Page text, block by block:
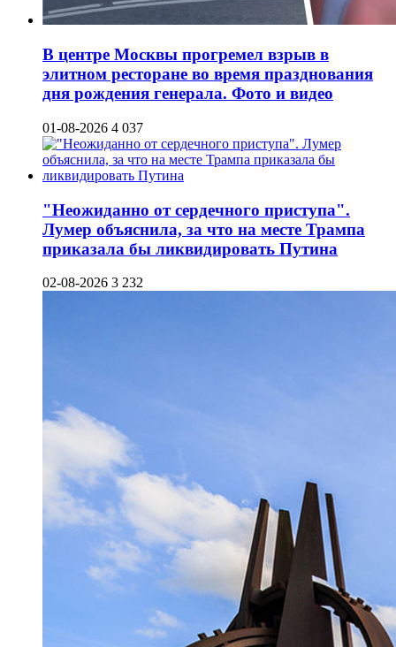
В центре Москвы прогремел взрыв в
элитном ресторане во время празднования
дня рождения генерала. Фото и видео
01-08-2026 4 037
"Неожиданно от сердечного приступа".
Лумер объяснила, за что на месте Трампа
приказала бы ликвидировать Путина
02-08-2026 3 232